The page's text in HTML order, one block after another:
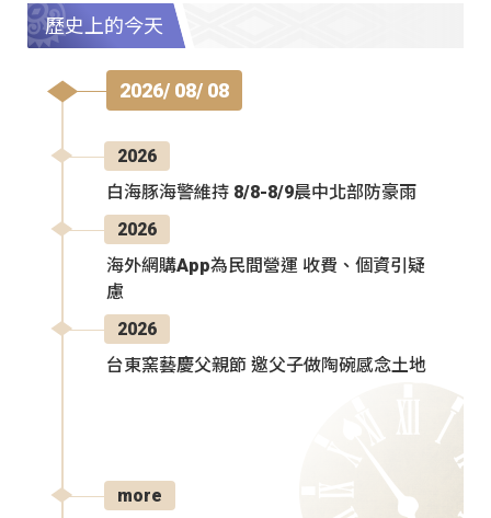
歷史上的今天
2026/ 08/ 08
2026
白海豚海警維持 8/8-8/9晨中北部防豪雨
2026
海外網購App為民間營運 收費、個資引疑
慮
2026
台東窯藝慶父親節 邀父子做陶碗感念土地
more